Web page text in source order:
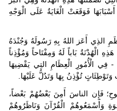
فَوَقَعَتْ الْغَايَةُ عَلَى الْوَجْهِ
الذِي أَعَز اللهُ بِهِ رَسُولَهُ وَجُنْدَهُ
الْهُدْنَةُ بَاباً لَهُ وَمِفْتَاحاً وَمُؤْذِناً
فِي الْأُمُورِ الْعِظَامِ التِي يَقْضِيهَا
تُؤْذِنُ بِهَا وَتَدُلُّ عَلَيْهَا.
فَإِن الناسَ أَمِنَ بَعْضُهُمْ بَعْضاً،
وَأَسْمَعُوهُمْ الْقُرْآنَ وَنَاظَرُوهُمْ